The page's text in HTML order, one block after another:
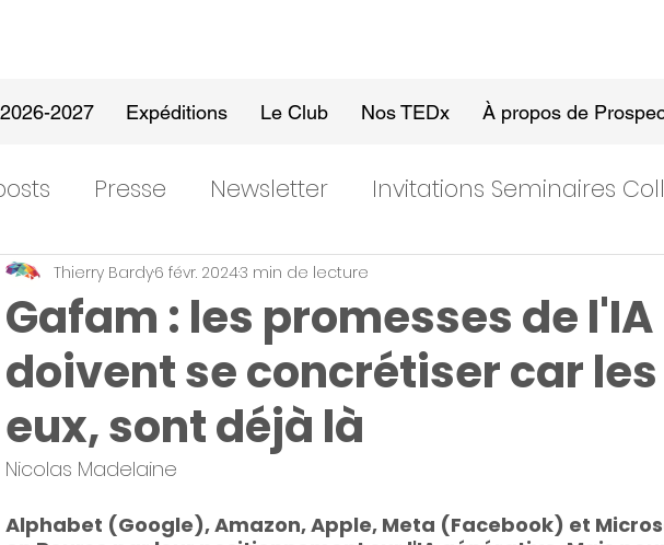
2027 Expéditions Le Club Nos TEDx À propos de
Presse Newsletter Invitations Seminaires
Gafam : les promesses de l'IA
doivent se concrétiser car
eux, sont déjà là
Thierry Bardy6 févr. 20243 min de lecture
Nicolas Madelaine
Alphabet (Google), Amazon, Apple, Meta (Facebook) et